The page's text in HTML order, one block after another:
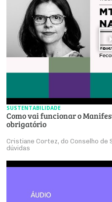
SUSTENTABILIDADE
Como vai funcionar o
obrigatório
Cristiane Cortez, do Conselho de
dúvidas